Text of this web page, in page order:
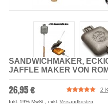
SANDWICHMAKER,
JAFFLE MAKER VON
2
26,95 €
Inkl. 19% MwSt. exkl. Versandkosten